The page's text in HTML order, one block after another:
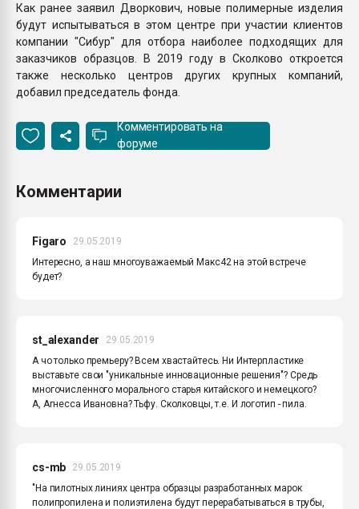
Как ранее заявил Дворкович, новые полимерные изделия
будут испытываться в этом центре при участии клиентов
компании "Сибур" для отбора наиболее подходящих для
заказчиков образцов. В 2019 году в Сколково откроется
также несколько центров других крупных компаний,
добавил председатель фонда.
Комментировать на
форуме
Комментарии
Figaro
29.05.2019
Интересно, а наш многоуважаемый Макс42 на этой встрече
будет?
st_alexander
29.05.2019
А чо только премьеру? Всем хвастайтесь. Ни Интерпластике
выставьте свои "уникальные инновационные решения"? Средь
многочисленного морального старья китайского и немецкого?
А, Агнесса Ивановна? Тьфу. Сколковцы, т.е. И логотип - пила.
cs-mb
29.05.2019
"На пилотных линиях центра образцы разработанных марок
полипропилена и полиэтилена будут перерабатываться в трубы,